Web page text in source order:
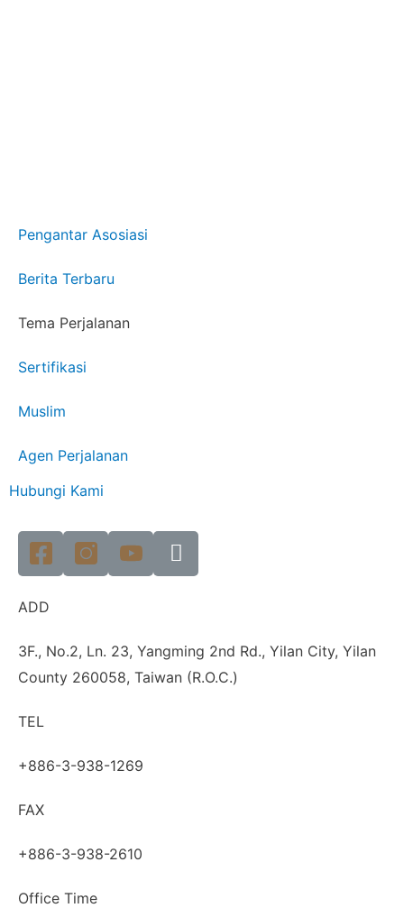
Pengantar Asosiasi
Berita Terbaru
Tema Perjalanan
Sertifikasi
Muslim
Agen Perjalanan
Hubungi Kami
ADD
3F., No.2, Ln. 23, Yangming 2nd Rd., Yilan City, Yilan
County 260058, Taiwan (R.O.C.)
TEL
+886-3-938-1269
FAX
+886-3-938-2610
Office Time